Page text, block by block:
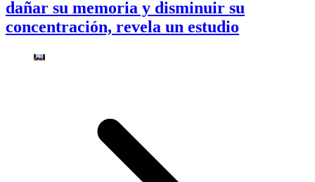
dañar su memoria y disminuir su
concentración, revela un estudio